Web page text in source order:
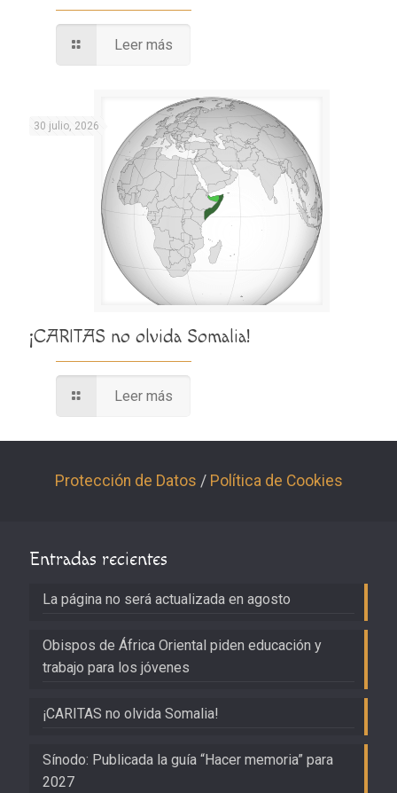
Leer más
30 julio, 2026
¡CARITAS no olvida Somalia!
Leer más
Protección de Datos / Política de Cookies
Entradas recientes
La página no será actualizada en agosto
Obispos de África Oriental piden educación y
trabajo para los jóvenes
¡CARITAS no olvida Somalia!
Sínodo: Publicada la guía “Hacer memoria” para
2027